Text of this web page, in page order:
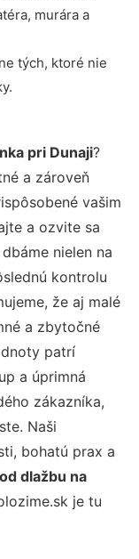
murára a
tých, ktoré nie
pri Dunaji?
a zároveň
vašim
a ozvite sa
nielen na
kontrolu
že aj malé
a zbytočné
patrí
a úprimná
zákazníka,
Naši
bohatú prax a
dlažbu na
je tu